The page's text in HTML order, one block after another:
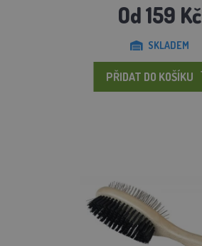
Od 159 Kč
SKLADEM
PŘIDAT DO KOŠÍKU